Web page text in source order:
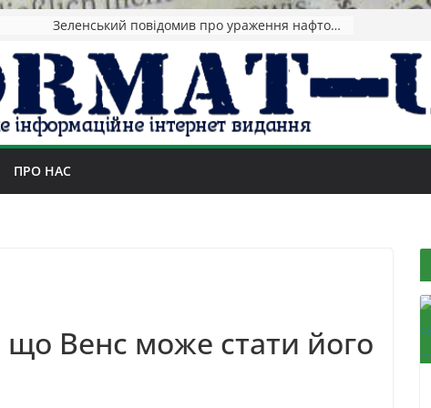
Зеленський повідомив про ураження нафтозаводів РФ за понад 1300 км від фронту
ПРО НАС
що Венс може стати його